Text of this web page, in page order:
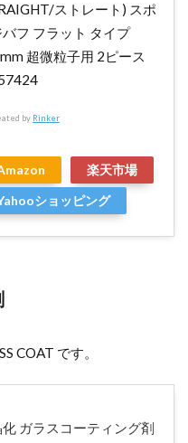
ストレート) スポ
バフ フラット タイプ
超微粒子用 2ピース
by Rinker
楽天市場
ショッピング
COAT です。
ガラスコーティング剤